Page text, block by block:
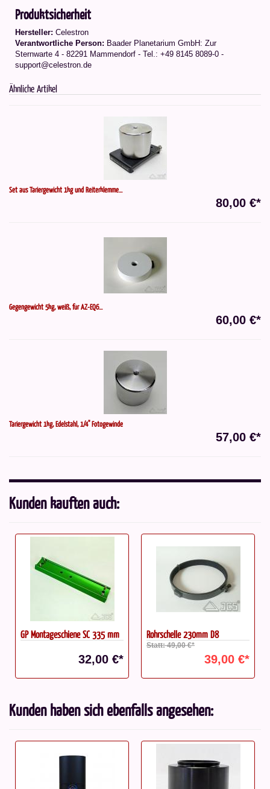
Produktsicherheit
Hersteller: Celestron
Verantwortliche Person: Baader Planetarium GmbH: Zur
Sternwarte 4 - 82291 Mammendorf - Tel.: +49 8145 8089-0 -
support@celestron.de
Ähnliche Artikel
Set aus Tariergewicht 1kg und Reiterklemme...
80,00 €*
Gegengewicht 5kg, weiß, für AZ-EQ6...
60,00 €*
Tariergewicht 1kg, Edelstahl, 1/4" Fotogewinde
57,00 €*
Kunden kauften auch:
GP Montageschiene SC 335 mm
32,00 €*
Rohrschelle 230mm D8
Statt: 49,00 €*
39,00 €*
Kunden haben sich ebenfalls angesehen: